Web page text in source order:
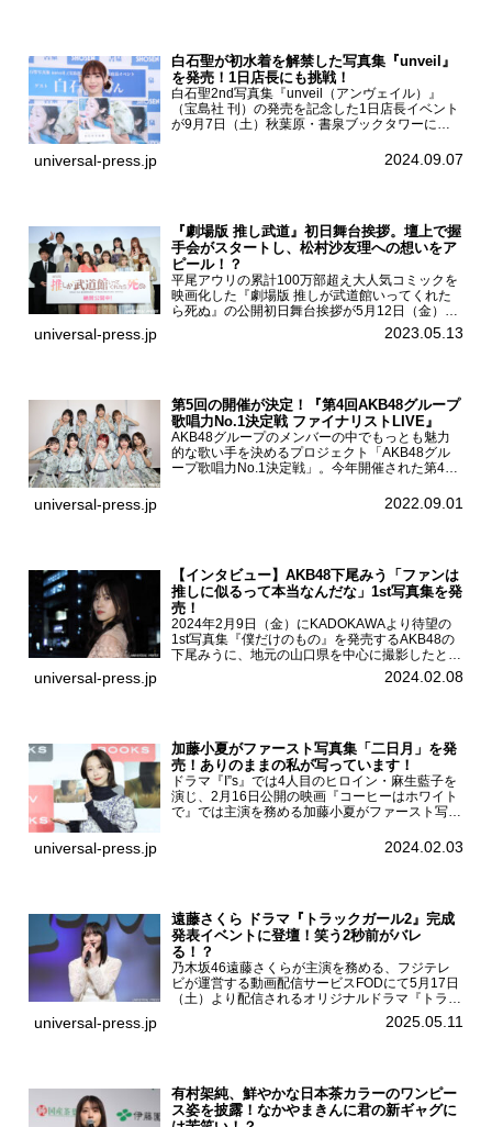
白石聖が初水着を解禁した写真集『unveil』
を発売！1日店長にも挑戦！
白石聖2nd写真集『unveil（アンヴェイル）』
（宝島社 刊）の発売を記念した1日店長イベント
が9月7日（土）秋葉原・書泉ブックタワーにて
を記念し1日店長イベントを開催した本写真集は
universal-press.jp 2024.09.07
『劇場版 推し武道』初日舞台挨拶。壇上で握
手会がスタートし、松村沙友理への想いをア
ピール！？
平尾アウリの累計100万部超え大人気コミックを
映画化した『劇場版 推しが武道館いってくれた
ら死ぬ』の公開初日舞台挨拶が5月12日（金）新
宿バルト9で開催され、出演者の松村沙友理、中
村里帆、MOMO(@onefive)、KANO(@onefi...
universal-press.jp 2023.05.13
第5回の開催が決定！『第4回AKB48グループ
歌唱力No.1決定戦 ファイナリストLIVE』
AKB48グループのメンバーの中でもっとも魅力
的な歌い手を決めるプロジェクト「AKB48グル
ープ歌唱力No.1決定戦」。今年開催された第4回
る一夜限りのライブイベント「ファイナリスト
universal-press.jp 2022.09.01
【インタビュー】AKB48下尾みう「ファンは
推しに似るって本当なんだな」1st写真集を発
売！
2024年2月9日（金）にKADOKAWAより待望の
1st写真集『僕だけのもの』を発売するAKB48の
下尾みうに、地元の山口県を中心に撮影したとい
う今回の写真集についてインタビューをお願いし
た。1st写真集『僕だけのもの』を発売する
universal-press.jp 2024.02.08
加藤小夏がファースト写真集「二日月」を発
売！ありのままの私が写っています！
ドラマ『I”s』では4人目のヒロイン・麻生藍子を
演じ、2月16日公開の映画『コーヒーはホワイト
で』では主演を務める加藤小夏がファースト写真
記念イベントをHMV＆BOOKS SHIBUYAで開催
universal-press.jp 2024.02.03
遠藤さくら ドラマ『トラックガール2』完成
発表イベントに登壇！笑う2秒前がバレ
る！？
乃木坂46遠藤さくらが主演を務める、フジテレ
ビが運営する動画配信サービスFODにて5月17日
（土）より配信されるオリジナルドラマ『トラッ
クガール2』の完成発表イベントが５月10日
（土）都内で開催された。FODドラマ『トラック
universal-press.jp 2025.05.11
有村架純、鮮やかな日本茶カラーのワンピー
ス姿を披露！なかやまきんに君の新ギャグに